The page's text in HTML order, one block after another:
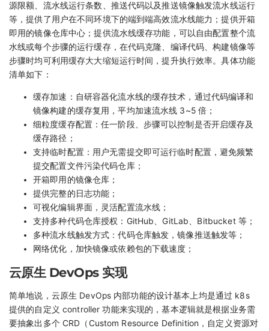
源限额、流水线运行条数、推送代码以及推送镜像触发流水线运行
等，提供了用户在不同环境下的端到端高效流水线能力；提供开箱
即用的镜像仓库中心；提供流水线缓存功能，可以自由配置整个流
水线或每个步骤的运行缓存，在代码克隆、编译代码、构建镜像等
步骤时均可利用缓存大大缩短运行时间，提升执行效率。具体功能
清单如下：
缓存加速：自研容器化流水线的缓存技术，通过代码编译和
镜像构建的缓存复用，平均加速流水线 3~5 倍；
细粒度缓存配置：任一阶段、步骤可以控制是否开启缓存及
缓存路径；
支持临时配置：用户无需提交即可运行临时配置，避免频繁
提交配置文件污染代码仓库；
开箱即用的镜像仓库；
提供完整的日志功能；
可视化编辑界面，灵活配置流水线；
支持多种代码仓库授权：GitHub、GitLab、Bitbucket 等；
多种流水线触发方式：代码仓库触发，镜像推送触发等；
网络优化，加快镜像或依赖包的下载速度；
云原生 DevOps 实现
简单地说，云原生 DevOps 内部功能的设计基本上均是通过 k8s
提供的自定义 controller 功能来实现的，基本逻辑就是根据业务需
要抽象出多个 CRD（Custom Resource Definition，自定义资源对